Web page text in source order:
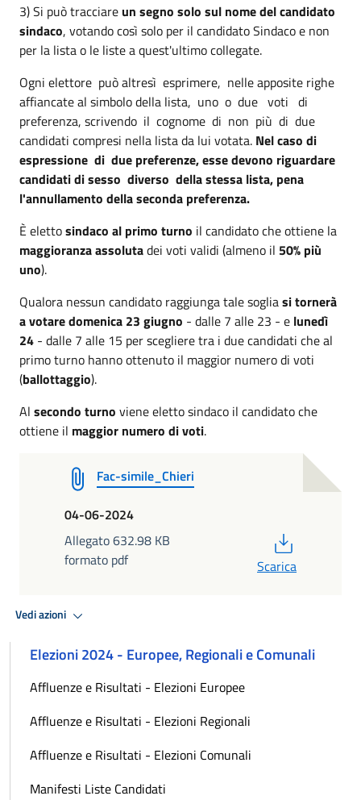
3) Si può tracciare un segno solo sul nome del candidato
sindaco, votando così solo per il candidato Sindaco e non
per la lista o le liste a quest'ultimo collegate.
Ogni elettore può altresì esprimere, nelle apposite righe
affiancate al simbolo della lista, uno o due voti di
preferenza, scrivendo il cognome di non più di due
candidati compresi nella lista da lui votata. Nel caso di
espressione di due preferenze, esse devono riguardare
candidati di sesso diverso della stessa lista, pena
l'annullamento della seconda preferenza.
È elettosindaco al primo turno il candidato che ottiene la
maggioranza assolutadei voti validi (almeno il 50% più
uno).
Qualora nessun candidato raggiunga tale sogliasi tornerà
a votaredomenica 23 giugno - dalle 7 alle 23 - e lunedì
24 - dalle 7 alle 15 per scegliere tra i due candidati che al
primo turno hanno ottenuto il maggior numero di voti
(ballottaggio).
Al secondo turno viene eletto sindaco il candidato che
ottiene il maggior numero di voti.
Fac-simile_Chieri
04-06-2024
Allegato 632.98 KB
formato pdf
Scarica
Vedi azioni
Elezioni 2024 - Europee, Regionali e Comunali
Affluenze e Risultati - Elezioni Europee
Affluenze e Risultati - Elezioni Regionali
Affluenze e Risultati - Elezioni Comunali
Manifesti Liste Candidati